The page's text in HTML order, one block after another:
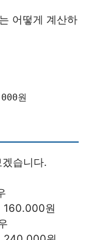
어떻게 계산하
원
습니다.
160.000원